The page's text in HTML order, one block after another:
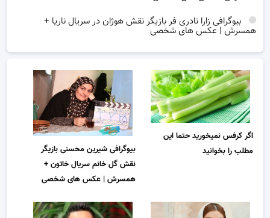
بیوگرافی زارا نادری فر بازیگر نقش هوژان در سریال ناریا +
همسرش | عکس های شخصی
اگر کرفس نمیخورید حتما این
مطلب را بخوانید
بیوگرافی شیرین محسنی بازیگر
نقش گل خانم سریال خاتون +
همسرش | عکس های شخصی